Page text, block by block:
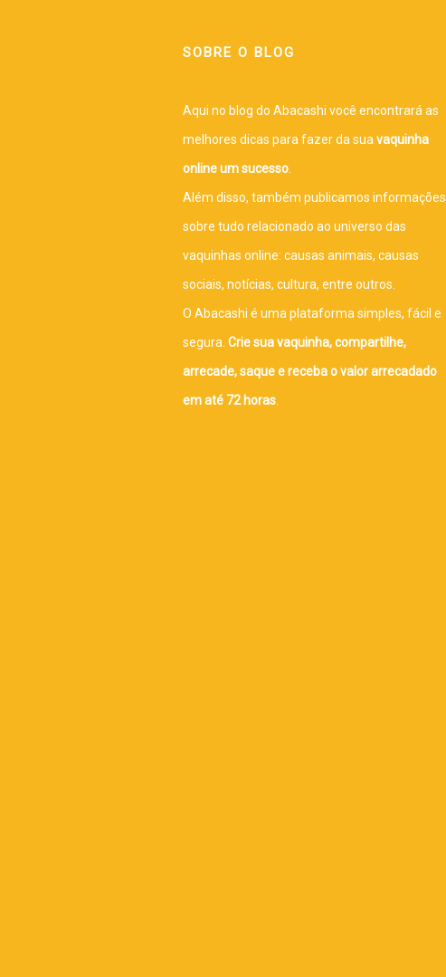
SOBRE O BLOG
Aqui no blog do Abacashi você encontrará as
melhores dicas para fazer da sua vaquinha
online um sucesso
Além disso, também publicamos informações
sobre tudo relacionado ao universo das
vaquinhas online: causas animais, causas
sociais, notícias, cultura, entre outros.
O Abacashi é uma plataforma simples, fácil e
segura. Crie sua vaquinha, compartilhe,
arrecade, saque e receba o valor arrecadado
em até 72 horas